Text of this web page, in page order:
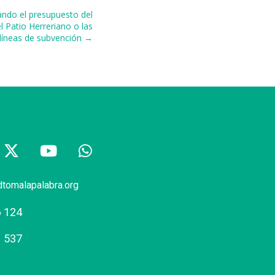
el presupuesto del
Patio Herreriano o las
líneas de subvención →
124
537